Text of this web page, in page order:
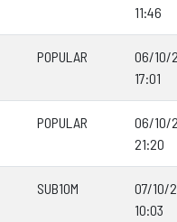
11:46
POPULAR
06/10/
17:01
POPULAR
06/10/
21:20
SUB10M
07/10/
10:03